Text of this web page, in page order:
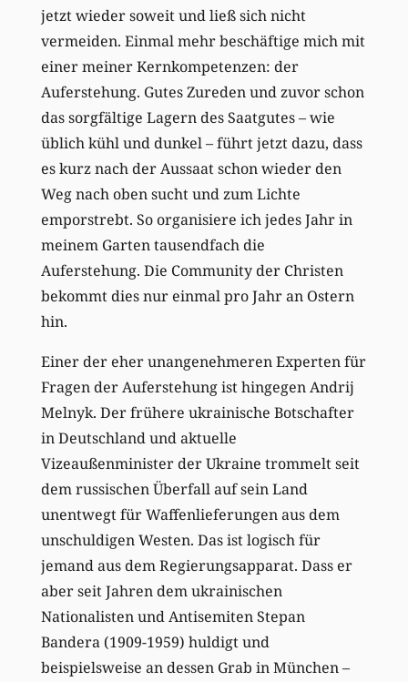
jetzt wieder soweit und ließ sich nicht
vermeiden. Einmal mehr beschäftige mich mit
einer meiner Kernkompetenzen: der
Auferstehung. Gutes Zureden und zuvor schon
das sorgfältige Lagern des Saatgutes – wie
üblich kühl und dunkel – führt jetzt dazu, dass
es kurz nach der Aussaat schon wieder den
Weg nach oben sucht und zum Lichte
emporstrebt. So organisiere ich jedes Jahr in
meinem Garten tausendfach die
Auferstehung. Die Community der Christen
bekommt dies nur einmal pro Jahr an Ostern
hin.
Einer der eher unangenehmeren Experten für
Fragen der Auferstehung ist hingegen Andrij
Melnyk. Der frühere ukrainische Botschafter
in Deutschland und aktuelle
Vizeaußenminister der Ukraine trommelt seit
dem russischen Überfall auf sein Land
unentwegt für Waffenlieferungen aus dem
unschuldigen Westen. Das ist logisch für
jemand aus dem Regierungsapparat. Dass er
aber seit Jahren dem ukrainischen
Nationalisten und Antisemiten Stepan
Bandera (1909-1959) huldigt und
beispielsweise an dessen Grab in München –